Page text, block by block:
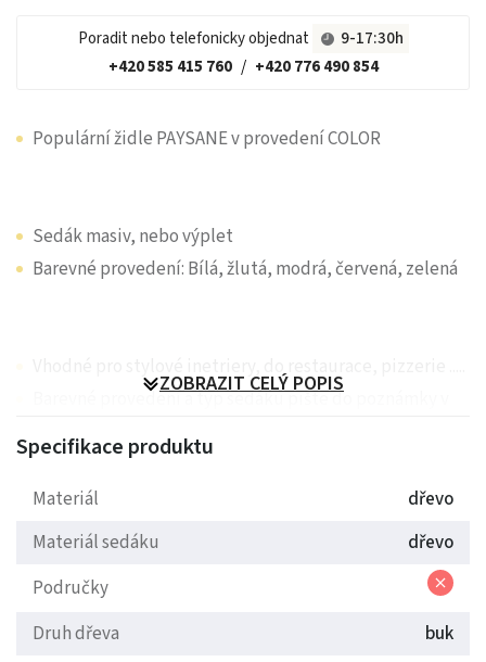
Poradit nebo telefonicky objednat
9-17:30h
+420 585 415 760 / +420 776 490 854
Populární židle PAYSANE v provedení COLOR
Sedák masiv, nebo výplet
Barevné provedení: Bílá, žlutá, modrá, červená, zelená
Vhodné pro stylové inetriery, do restaurace, pizzerie .....
Barevné provedení a typ sedáku pište do poznámky v
objednávce
ZOBRAZIT CELÝ POPIS
Specifikace produktu
Materiál
dřevo
Materiál sedáku
dřevo
Područky
Druh dřeva
buk